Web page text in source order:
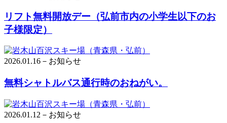
リフト無料開放デー（弘前市内の小学生以下のお
子様限定）
2026.01.16－お知らせ
無料シャトルバス通行時のおねがい。
2026.01.12－お知らせ